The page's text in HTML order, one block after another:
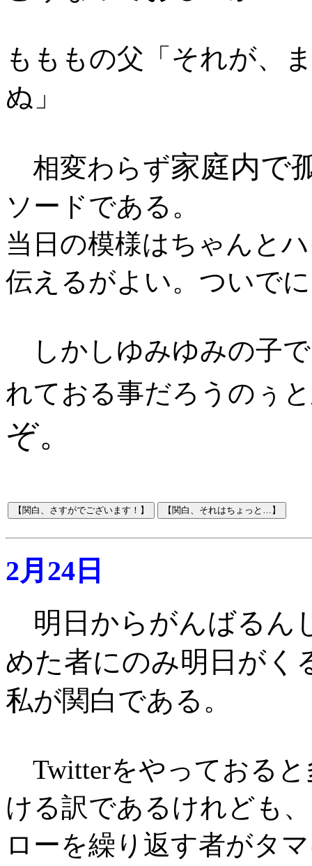
もももの父「 それが、
ぬ 」
相変わらず家庭内で
ソードである。
当日の模様はちゃんと
伝えるがよい。ついで
しかしゆみゆみの子
れておる事だろうのぅ
ぞ。
2月24日
明日からがんばるん
めた者にのみ明日がく
私が関白である 。
Twitterをやっておる
ける訳であるけれども
ローを繰り返す者がタ